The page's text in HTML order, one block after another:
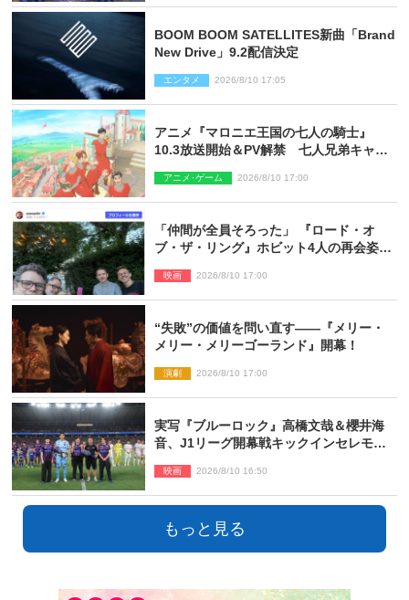
BOOM BOOM SATELLITES新曲「Brand
New Drive」9.2配信決定
エンタメ 2026/8/10 17:05
アニメ『マロニエ王国の七人の騎士』
10.3放送開始＆PV解禁 七人兄弟キャス
アニメ･ゲーム 2026/8/10 17:00
「仲間が全員そろった」 『ロード・オ
ブ・ザ・リング』ホビット4人の再会姿に
映画 2026/8/10 17:00
“失敗”の価値を問い直す――『メリー・
メリー・メリーゴーランド』開幕！
演劇 2026/8/10 17:00
実写『ブルーロック』高橋文哉＆櫻井海
音、J1リーグ開幕戦キックインセレモニ
映画 2026/8/10 16:50
もっと見る